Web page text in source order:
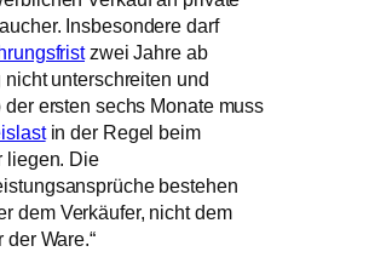
Insbesondere darf
zwei Jahre ab
nicht unterschreiten und
der ersten sechs Monate muss
in der Regel beim
liegen. Die
bestehen
dem Verkäufer, nicht dem
der Ware.“